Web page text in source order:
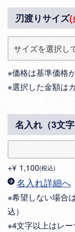
刃渡りサイズ(
※価格は基準価格
※選択した金額は
名入れ（3文字
+¥ 1,100 税込
名入れ詳細へ
※希望しない場合
込）
※4文字以上はレー